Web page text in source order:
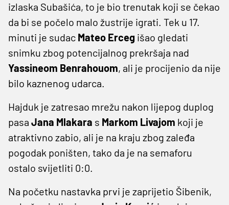
izlaska Subašića, to je bio trenutak koji se čekao
da bi se počelo malo žustrije igrati. Tek u 17.
minuti je sudac Mateo Erceg išao gledati
snimku zbog potencijalnog prekršaja nad
Yassineom Benrahouom, ali je procijenio da nije
bilo kaznenog udarca.
Hajduk je zatresao mrežu nakon lijepog duplog
pasa Jana Mlakara s Markom Livajom koji je
atraktivno zabio, ali je na kraju zbog zaleđa
pogodak poništen, tako da je na semaforu
ostalo svijetliti 0:0.
Na početku nastavka prvi je zaprijetio Šibenik,